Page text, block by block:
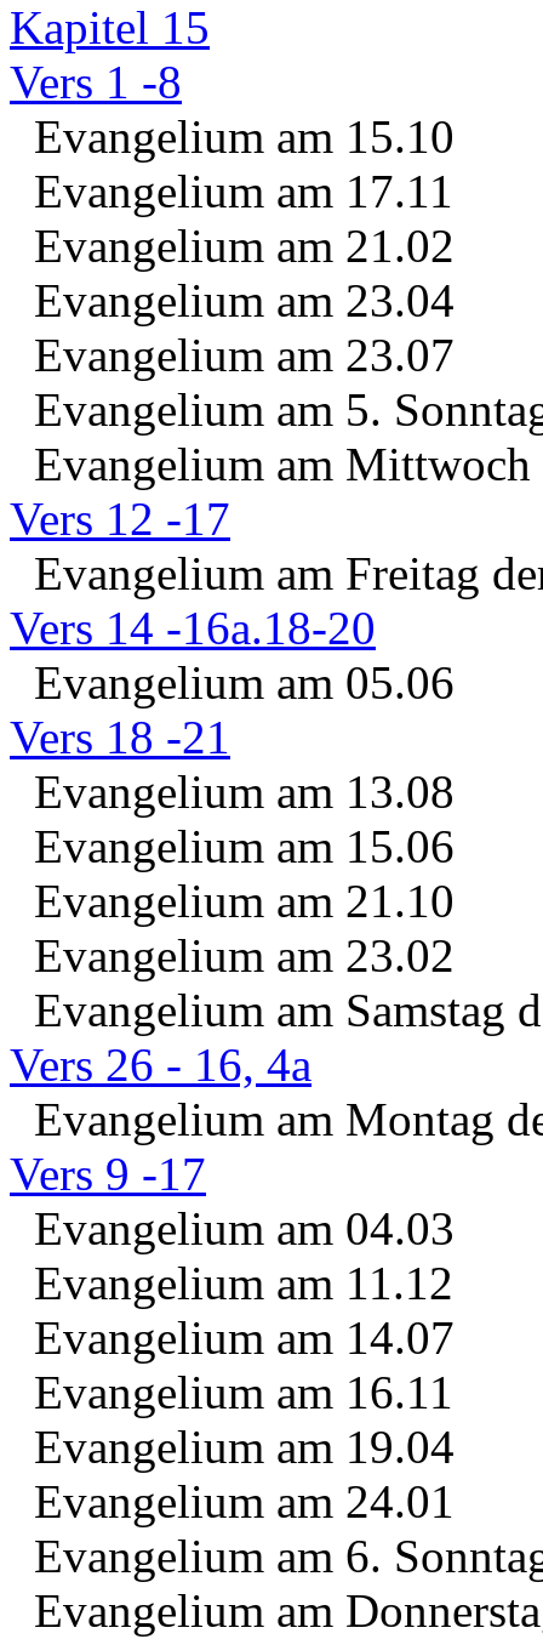
Kapitel 15
Vers 1 -8
Evangelium am 15.10
Evangelium am 17.11
Evangelium am 21.02
Evangelium am 23.04
Evangelium am 23.07
Evangelium am 5.
Evangelium am Mittwoch
Vers 12 -17
Evangelium am Freitag
Vers 14 -16a.18-20
Evangelium am 05.06
Vers 18 -21
Evangelium am 13.08
Evangelium am 15.06
Evangelium am 21.10
Evangelium am 23.02
Evangelium am Samstag
Vers 26 - 16, 4a
Evangelium am Montag
Vers 9 -17
Evangelium am 04.03
Evangelium am 11.12
Evangelium am 14.07
Evangelium am 16.11
Evangelium am 19.04
Evangelium am 24.01
Evangelium am 6.
Evangelium am